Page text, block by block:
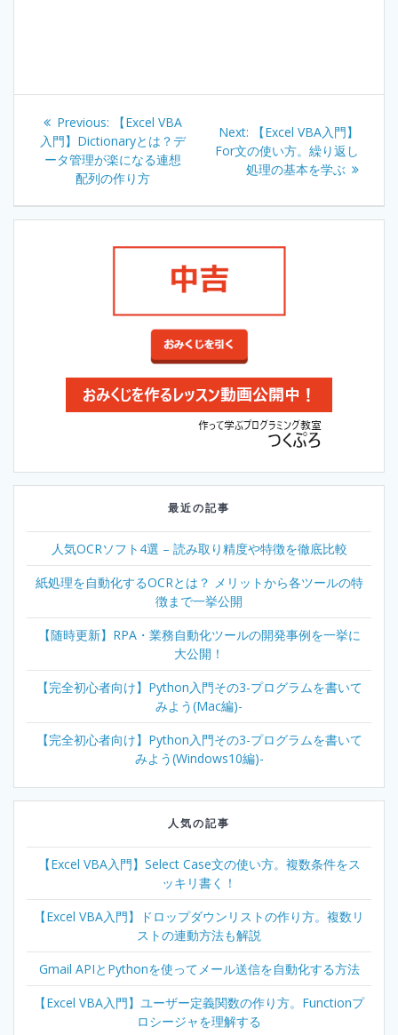
Post
navigation
Previous:
Previous
post:
【Excel VBA
入門】Dictionaryとは？デ
ータ管理が楽になる連想
配列の作り方
Next:
Next
post:
【Excel VBA入門】
For文の使い方。繰り返し
処理の基本を学ぶ
最近の記事
人気OCRソフト4選 – 読み取り精度や特徴を徹底比較
紙処理を自動化するOCRとは？ メリットから各ツールの特
徴まで一挙公開
【随時更新】RPA・業務自動化ツールの開発事例を一挙に
大公開！
【完全初心者向け】Python入門その3-プログラムを書いて
みよう(Mac編)-
【完全初心者向け】Python入門その3-プログラムを書いて
みよう(Windows10編)-
人気の記事
【Excel VBA入門】Select Case文の使い方。複数条件をス
ッキリ書く！
【Excel VBA入門】ドロップダウンリストの作り方。複数リ
ストの連動方法も解説
Gmail APIとPythonを使ってメール送信を自動化する方法
【Excel VBA入門】ユーザー定義関数の作り方。Functionプ
ロシージャを理解する